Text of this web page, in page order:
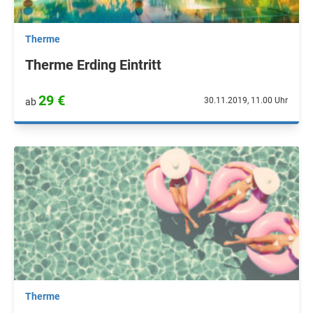
Therme
Therme Erding Eintritt
ab29 € 30.11.2019, 11.00 Uhr
Therme